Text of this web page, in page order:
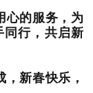
心的服务，为
行，共启新
，新春快乐，